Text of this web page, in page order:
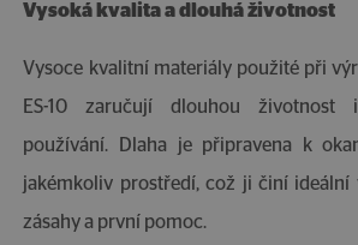
Vysoká kvalita a dlouhá životnost
Vysoce kvalitní materiály použité při
ES-10 zaručují dlouhou
používání. Dlaha je připravena k
jakémkoliv prostředí, což ji činí ideální
zásahy a první pomoc.